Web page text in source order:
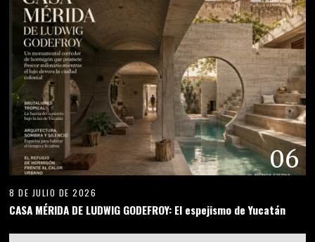
06
8 DE JULIO DE 2026
CASA MÉRIDA DE LUDWIG GODEFROY: El espejismo de Yucatán